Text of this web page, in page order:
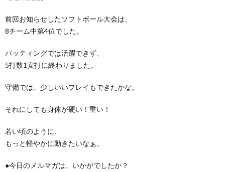
前回お知らせしたソフトボール大会は、
8チーム中第4位でした。
バッティングでは活躍できず、
5打数1安打に終わりました。
守備では、少しいいプレイもできたかな。
それにしても身体が硬い！重い！
若い頃のように、
もっと軽やかに動きたいなぁ。
●今日のメルマガは、いかがでしたか？